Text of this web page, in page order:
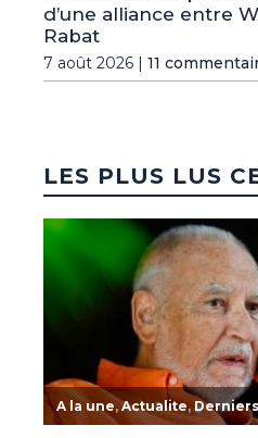
d’une alliance entre
Rabat
7 août 2026 | 11
LES PLUS LUS